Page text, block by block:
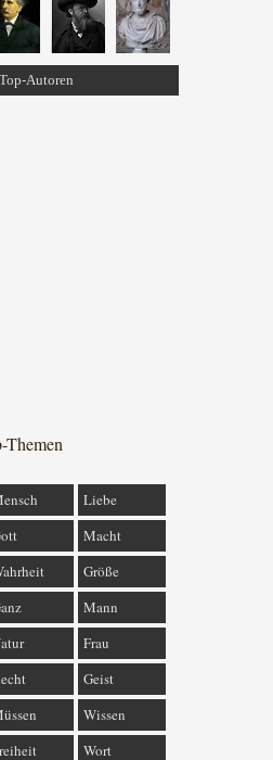
Autoren
Themen
Liebe
Macht
Größe
Mann
Frau
Geist
Wissen
Wort